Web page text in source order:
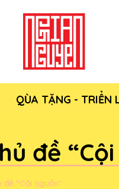
QÙA TẶNG - TRIỂN
đề
“Cội nguồn”